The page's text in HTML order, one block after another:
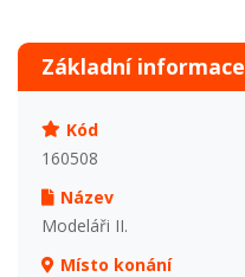
Základní informace
Kód
160508
Název
Modeláři II.
Místo konání